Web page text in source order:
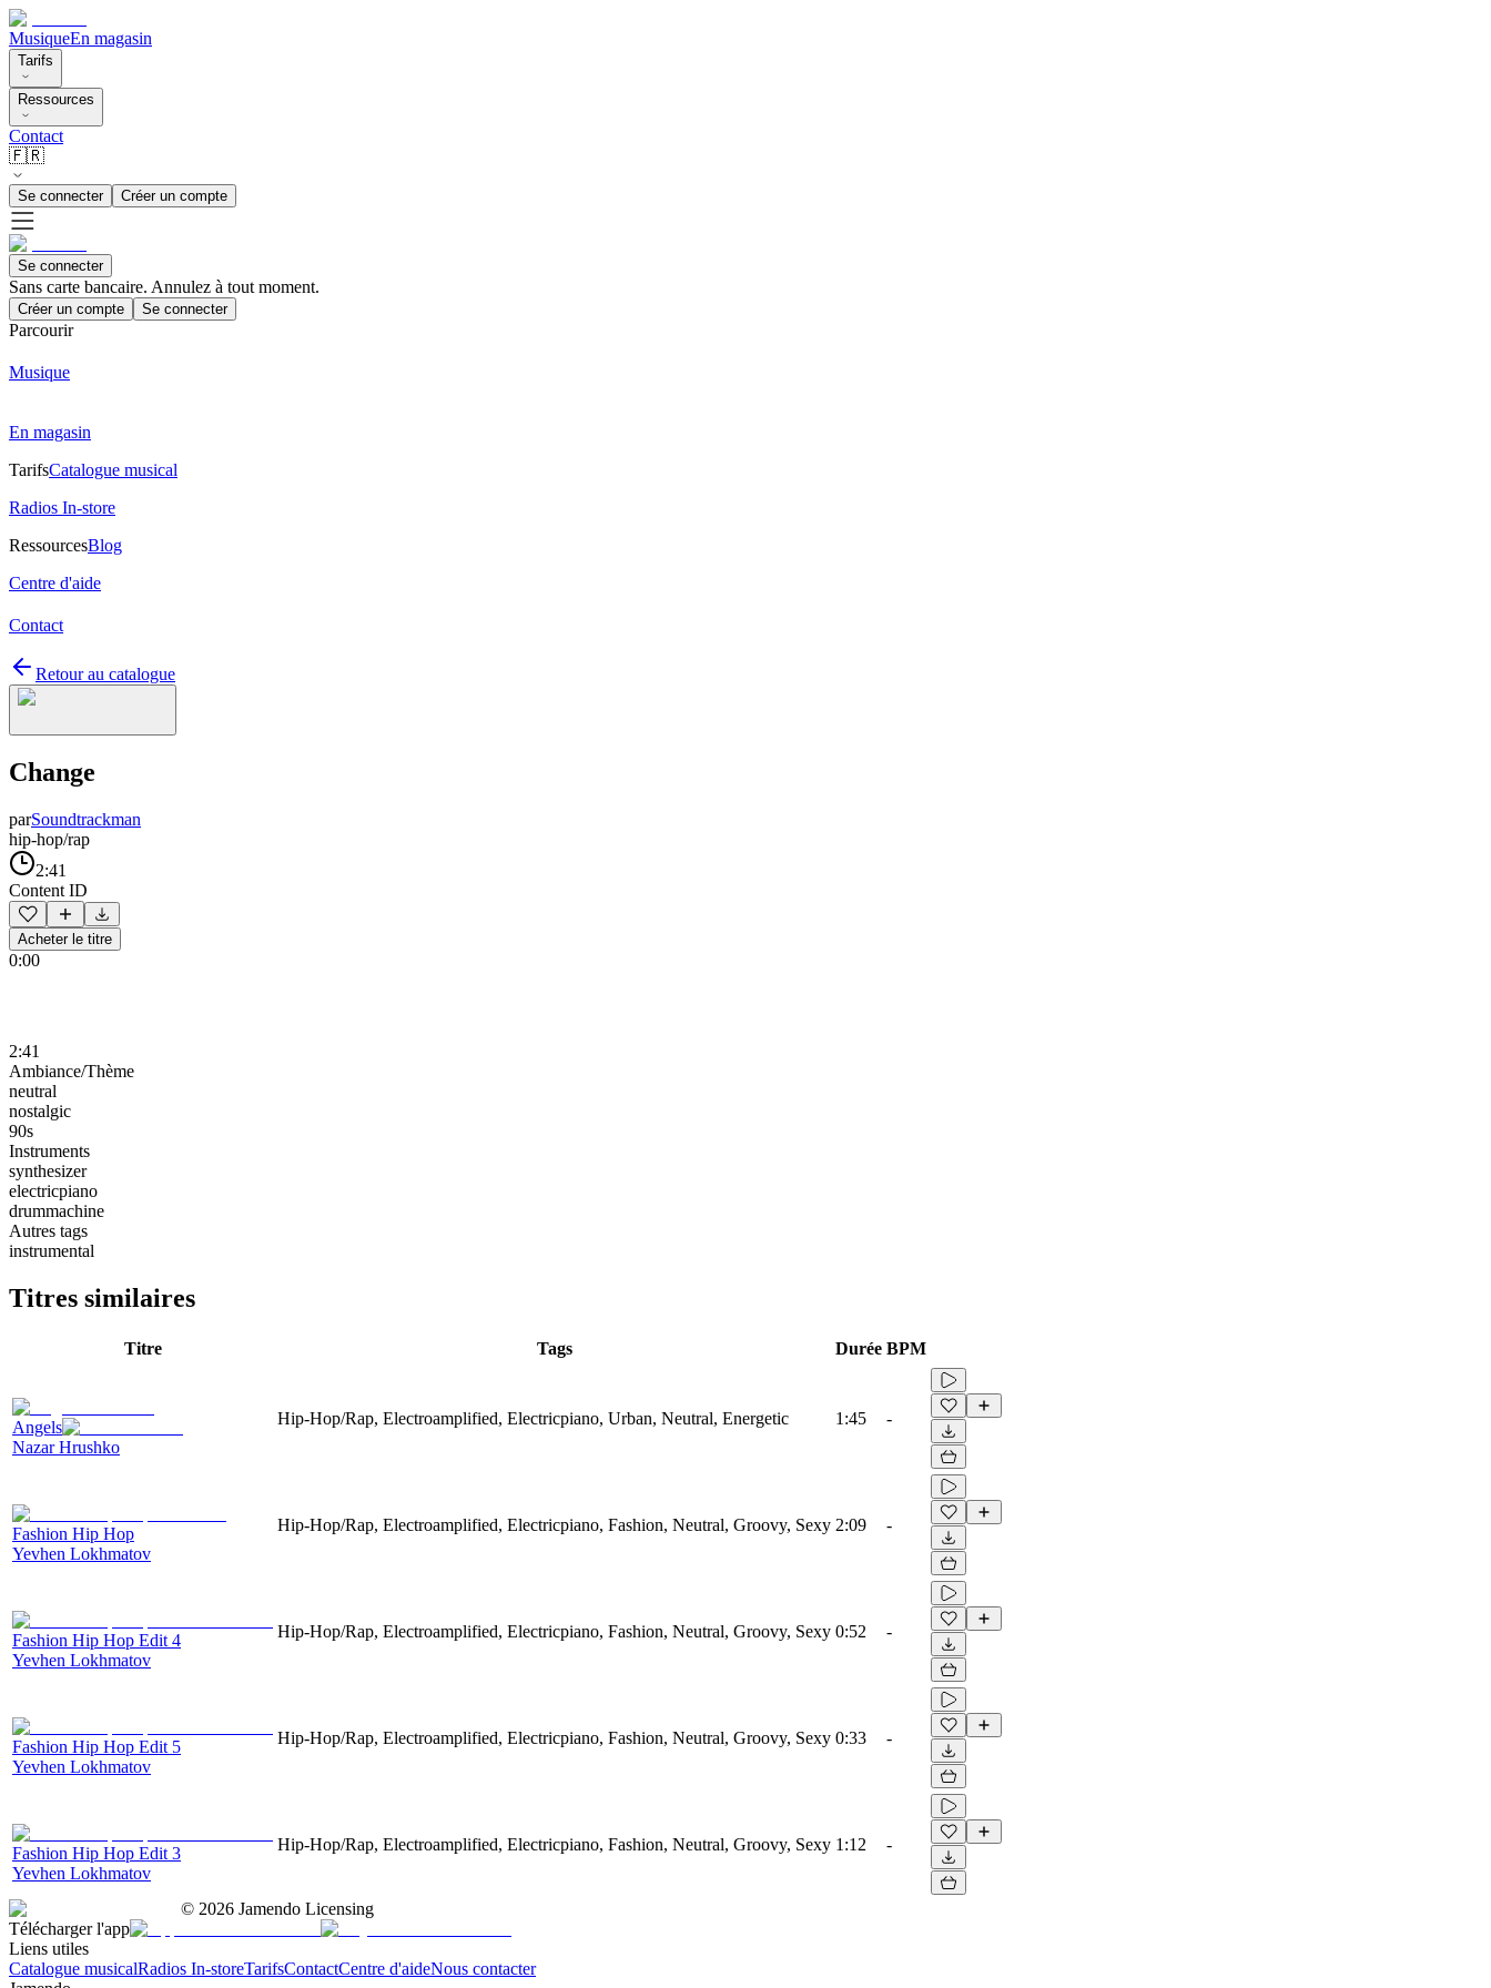
MusiqueEn magasin
Tarifs
Ressources
Contact
🇫🇷
Se connecter Créer un compte
Se connecter
Sans carte bancaire. Annulez à tout moment.
Créer un compte Se connecter
Parcourir
Musique
En magasin
TarifsCatalogue musical
Radios In-store
RessourcesBlog
Centre d'aide
Contact
Retour au catalogue
Change
parSoundtrackman
hip-hop/rap
2:41
Content ID
Acheter le titre
0:00
2:41
Ambiance/Thème
neutral
nostalgic
90s
Instruments
synthesizer
electricpiano
drummachine
Autres tags
instrumental
Titres similaires
Titre Tags Durée BPM
Angels
Nazar Hrushko
Hip-Hop/Rap, Electroamplified, Electricpiano, Urban, Neutral, Energetic 1:45 -
Fashion Hip Hop
Yevhen Lokhmatov
Hip-Hop/Rap, Electroamplified, Electricpiano, Fashion, Neutral, Groovy, Sexy 2:09 -
Fashion Hip Hop Edit 4
Yevhen Lokhmatov
Hip-Hop/Rap, Electroamplified, Electricpiano, Fashion, Neutral, Groovy, Sexy 0:52 -
Fashion Hip Hop Edit 5
Yevhen Lokhmatov
Hip-Hop/Rap, Electroamplified, Electricpiano, Fashion, Neutral, Groovy, Sexy 0:33 -
Fashion Hip Hop Edit 3
Yevhen Lokhmatov
Hip-Hop/Rap, Electroamplified, Electricpiano, Fashion, Neutral, Groovy, Sexy 1:12 -
© 2026 Jamendo Licensing
Télécharger l'app
Liens utiles
Catalogue musicalRadios In-storeTarifsContactCentre d'aideNous contacter